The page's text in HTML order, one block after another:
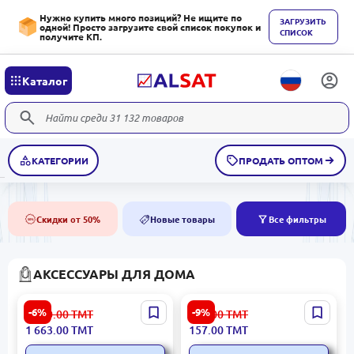
Нужно купить много позиций? Не ищите по
одной! Просто загрузите свой список покупок и
получите КП.
ЗАГРУЗИТЬ
СПИСОК
Каталог
КАТЕГОРИИ ПРОДАТЬ ОПТОМ
50% Скидки от 50% NEW Новые товары Все фильтры
АКСЕССУАРЫ ДЛЯ ДОМА
-6%
Xiaomi AQMYG100 |
Аквапоника Аквариум
20л Умный WiFi
1 770.00ТМТ
1 663.00ТМТ
-9%
Sweet Home BK-00080845 |
Ключница с крышкой для
безопасного хранения
173.00ТМТ
157.00ТМТ